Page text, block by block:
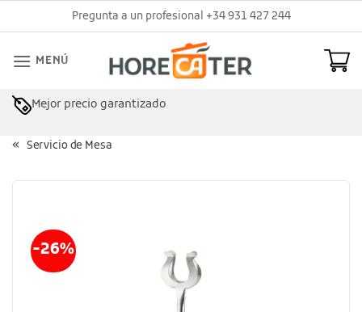
al
Pregunta a un profesional +34 931 427 244
MENÚ
Mejor precio garantizado
Servicio de Mesa
-26%